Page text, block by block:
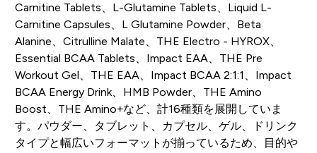
Carnitine Tablets、L-Glutamine Tablets、Liquid L-
Carnitine Capsules、L Glutamine Powder、Beta
Alanine、Citrulline Malate、THE Electro - HYROX、
Essential BCAA Tablets、Impact EAA、THE Pre
Workout Gel、THE EAA、Impact BCAA 2:1:1、Impact
BCAA Energy Drink、HMB Powder、THE Amino
Boost、THE Amino+など、計16種類を展開していま
す。パウダー、タブレット、カプセル、ゲル、ドリンク
タイプと幅広いフォーマットが揃っているため、目的や